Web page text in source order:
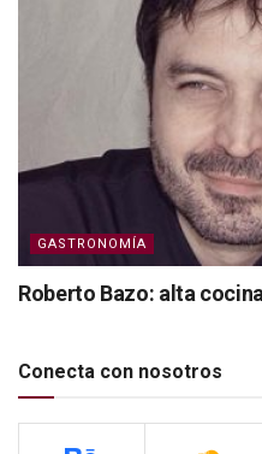
GASTRONOMÍA
Roberto Bazo: alta
Conecta con nosotros